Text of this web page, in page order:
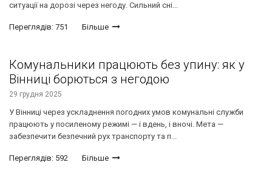
ситуації на дорозі через негоду. Сильний сні...
Переглядів: 751 Більше
Комунальники працюють без упину: як у
Вінниці борються з негодою
29 грудня 2025
У Вінниці через ускладнення погодних умов комунальні служби
працюють у посиленому режимі — і вдень, і вночі. Мета —
забезпечити безпечний рух транспорту та п...
Переглядів: 592 Більше